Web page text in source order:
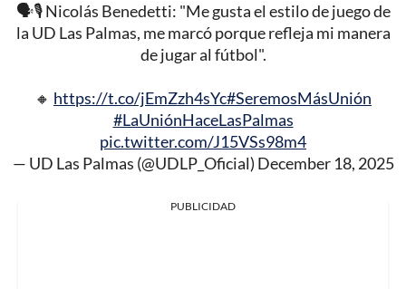
🗣️🎙️ Nicolás Benedetti: "Me gusta el estilo de juego de
la UD Las Palmas, me marcó porque refleja mi manera
de jugar al fútbol".
🔸 https://t.co/jEmZzh4sYc#SeremosMásUnión
#LaUniónHaceLasPalmas
pic.twitter.com/J15VSs98m4
— UD Las Palmas (@UDLP_Oficial) December 18, 2025
PUBLICIDAD